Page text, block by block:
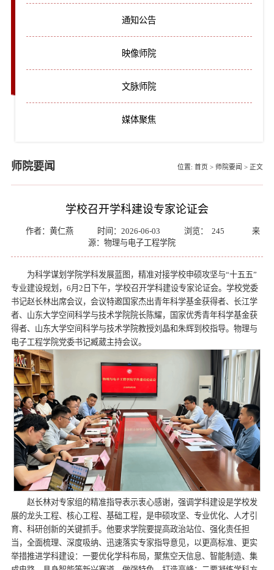
通知公告
映像师院
文脉师院
媒体聚焦
师院要闻 位置: 首页 > 师院要闻 > 正文
学校召开学科建设专家论证会
作者：黄仁燕 时间：2026-06-03 浏览： 245
来
源：物理与电子工程学院
为科学谋划学院学科发展蓝图，精准对接学校申硕攻坚与“十五五”
专业建设规划，6月2日下午，学校召开学科建设专家论证会。学校党委
书记赵长林出席会议，会议特邀国家杰出青年科学基金获得者、长江学
者、山东大学空间科学与技术学院院长陈耀，国家优秀青年科学基金获
得者、山东大学空间科学与技术学院教授刘晶和朱辉到校指导。物理与
电子工程学院党委书记臧葳主持会议。
赵长林对专家组的精准指导表示衷心感谢，强调学科建设是学校发
展的龙头工程、核心工程、基础工程，是申硕攻坚、专业优化、人才引
育、科研创新的关键抓手。他要求学院要提高政治站位、强化责任担
当，全面梳理、深度吸纳、迅速落实专家指导意见，以更高标准、更实
举措推进学科建设：一要优化学科布局，聚焦空天信息、智能制造、集